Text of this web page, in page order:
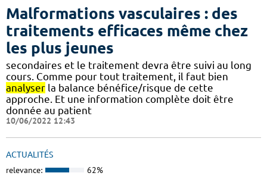
Malformations vasculaires : des
traitements efficaces même chez
les plus jeunes
secondaires et le traitement devra être suivi au long
cours. Comme pour tout traitement, il faut bien
analyser la balance bénéfice/risque de cette
approche. Et une information complète doit être
donnée au patient
10/06/2022 12:43
ACTUALITÉS
relevance: 62%